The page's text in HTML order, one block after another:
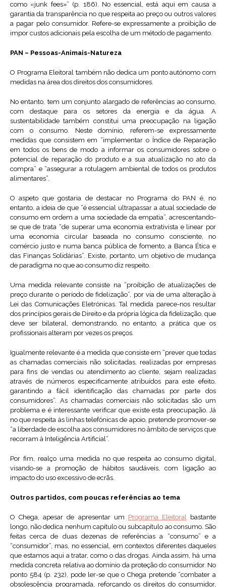
como «junk fees»” (p. 186). No essencial, está aqui em causa a
garantia da transparência no que respeita ao preço ou outros valores
a pagar pelo consumidor. Refere-se expressamente a proibição de
impor custos adicionais pela escolha de um método de pagamento.
PAN – Pessoas-Animais-Natureza
O Programa Eleitoral também não dedica um ponto autónomo com
medidas na área dos direitos dos consumidores.
No entanto, tem um conjunto alargado de referências ao consumo,
com destaque para os setores da energia e da água. A
sustentabilidade também constitui uma preocupação na ligação
com o consumo. Neste domínio, referem-se expressamente
medidas que consistem em “implementar o Índice de Reparação
em todos os bens de modo a informar os consumidores sobre o
potencial de reparação do produto e a sua atualização no ato da
compra” e “assegurar a rotulagem ambiental de todos os produtos
alimentares”.
O aspeto que gostaria de destacar no Programa do PAN é, no
entanto, a ideia de que “é essencial ultrapassar a atual sociedade de
consumo em ordem a uma sociedade da empatia”, acrescentando-
se que de trata “de superar uma economia extrativista e linear por
uma economia circular baseada no consumo consciente, no
comércio justo e numa banca pública de fomento, a Banca Ética e
das Finanças Solidárias”. Existe, portanto, um objetivo de mudança
de paradigma no que ao consumo diz respeito.
Uma medida relevante consiste na “proibição de atualizações de
preço durante o período de fidelização”, por via de uma alteração à
Lei das Comunicações Eletrónicas. Tal medida parece-nos resultar
dos princípios gerais de Direito e da própria lógica da fidelização, que
deve ser bilateral, demonstrando, no entanto, a prática que os
profissionais alteram por vezes os preços.
Igualmente relevante é a medida que consiste em “prever que todas
as chamadas comerciais não solicitadas, realizadas por empresas
para fins de vendas ou atendimento ao cliente, sejam realizadas
através de números especificamente atribuídos para este efeito,
garantindo a fácil identificação das chamadas por parte dos
consumidores”. As chamadas comerciais não solicitadas são um
problema e é interessante verificar que existe esta preocupação. Já
no que respeita às linhas telefónicas de apoio, pretende promover-se
“a liberdade de escolha aos consumidores no âmbito de serviços que
recorram à Inteligência Artificial”.
Por fim, realço uma medida no que respeita ao consumo digital,
visando-se a promoção de hábitos saudáveis, com ligação ao
impacto do uso excessivo de ecrãs.
Outros partidos, com poucas referências ao tema
O Chega, apesar de apresentar um Programa Eleitoralbastante
longo, não dedica nenhum capítulo ou subcapítulo ao consumo. São
feitas cerca de duas dezenas de referências a “consumo” e a
“consumidor”, mas, no essencial, em contextos diferentes daqueles
que estamos aqui a tratar, como o das drogas. Ainda assim, há uma
medida concreta relativa ao domínio da proteção do consumidor. No
ponto 584 (p. 232), pode ler-se que o Chega pretende “combater a
obsolescência programada, reforçando os direitos do consumidor,